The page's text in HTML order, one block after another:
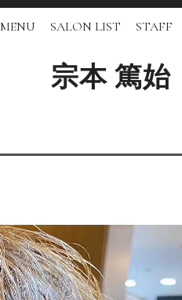
MENU SALON LIST STAFF
宗本 篤始